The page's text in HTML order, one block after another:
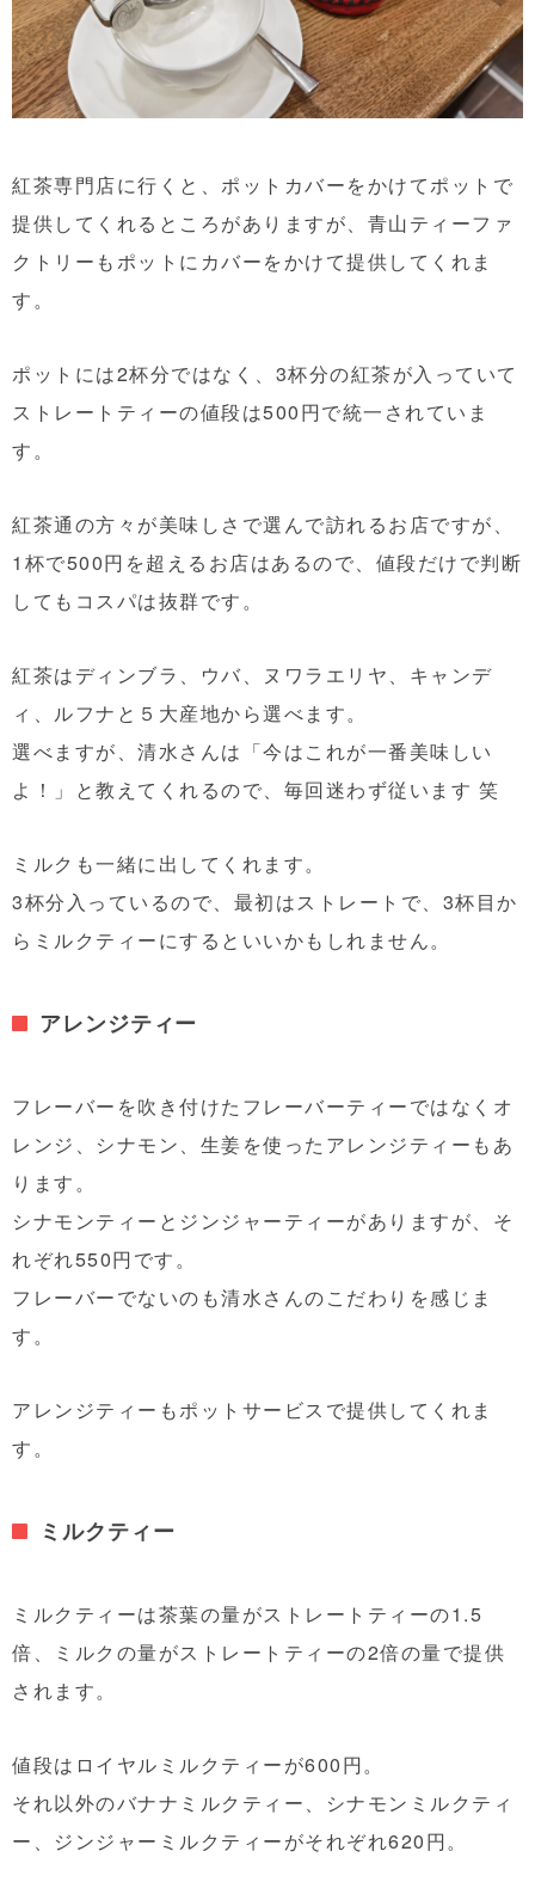
紅茶専門店に行くと、ポットカバーをかけてポットで
提供してくれるところがありますが、青山ティーファ
クトリーもポットにカバーをかけて提供してくれま
す。
ポットには2杯分ではなく、3杯分の紅茶が入っていて
ストレートティーの値段は500円で統一されていま
す。
紅茶通の方々が美味しさで選んで訪れるお店ですが、
1杯で500円を超えるお店はあるので、値段だけで判断
してもコスパは抜群です。
紅茶はディンブラ、ウバ、ヌワラエリヤ、キャンデ
ィ、ルフナと５大産地から選べます。
選べますが、清水さんは「今はこれが一番美味しい
よ！」と教えてくれるので、毎回迷わず従います 笑
ミルクも一緒に出してくれます。
3杯分入っているので、最初はストレートで、3杯目か
らミルクティーにするといいかもしれません。
アレンジティー
フレーバーを吹き付けたフレーバーティーではなくオ
レンジ、シナモン、生姜を使ったアレンジティーもあ
ります。
シナモンティーとジンジャーティーがありますが、そ
れぞれ550円です。
フレーバーでないのも清水さんのこだわりを感じま
す。
アレンジティーもポットサービスで提供してくれま
す。
ミルクティー
ミルクティーは茶葉の量がストレートティーの1.5
倍、ミルクの量がストレートティーの2倍の量で提供
されます。
値段はロイヤルミルクティーが600円。
それ以外のバナナミルクティー、シナモンミルクティ
ー、ジンジャーミルクティーがそれぞれ620円。